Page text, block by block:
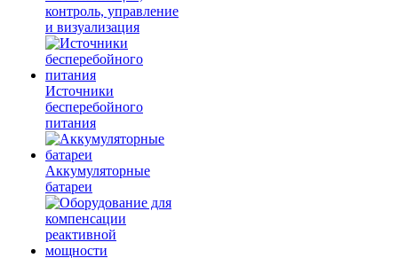
контроль, управление
и визуализация
Источники
бесперебойного
питания
Аккумуляторные
батареи